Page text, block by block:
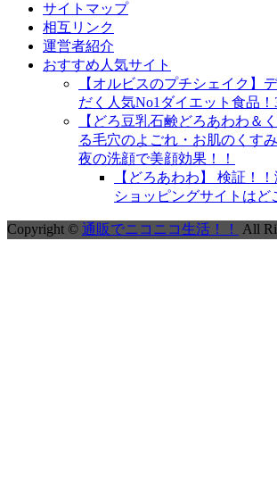
サイトマップ
相互リンク
運営者紹介
おすすめ人気サイト
【オルビスのプチシェイク】
だく人気No1ダイエット食品
【どろ豆乳石鹸どろあわわ＆
る毛穴のよごれ・お肌のくす
夜の洗顔で美顔効果！！
【どろあわわ】 検証！
ショッピングサイトはど
Copyright © 通販でニコニコ生活！！ All